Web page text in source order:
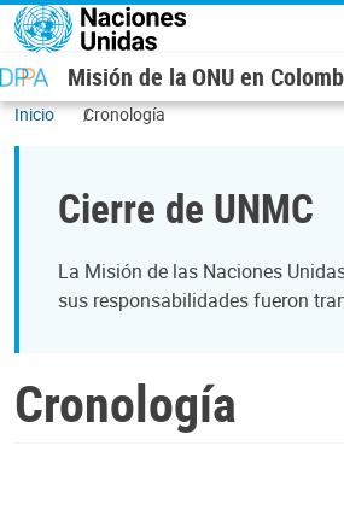
Pasar al contenido principal
Misión de la ONU en
Inicio Cronología
Cierre de UNMC
La Misión de las Naciones
sus responsabilidades fueron
Cronología